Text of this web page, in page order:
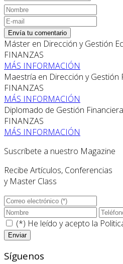
Envía tu comentario
Máster en Dirección y Gestión
FINANZAS
MÁS INFORMACIÓN
Maestría en Dirección y Gestión
FINANZAS
MÁS INFORMACIÓN
Diplomado de Gestión
FINANZAS
MÁS INFORMACIÓN
Suscríbete a nuestro Magazine
Recibe Artículos, Conferencias
y Master Class
(*) He leído y acepto la
Síguenos